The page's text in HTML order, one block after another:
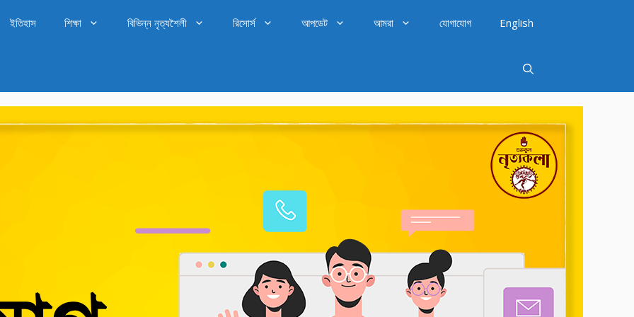
ইতিহাস শিক্ষা বিভিন্ন নৃত্যশৈলী রিসোর্স আপডেট আমরা যোগাযোগ English